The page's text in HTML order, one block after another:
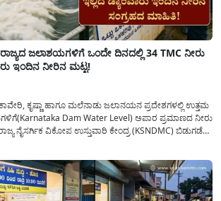
ಜಲಾಶಯಗಳಿಗೆ ಒಂದೇ ದಿನದಲ್ಲಿ 34 TMC ನೀರು
ಇಂದಿನ ನೀರಿನ ಮಟ್ಟ!
ಕೃಷ್ಣಾ ಹಾಗೂ ಮಲೆನಾಡು ಜಲಾನಯನ ಪ್ರದೇಶಗಳಲ್ಲಿ ಉತ್ತಮ
Dam Water Level) ಅಪಾರ ಪ್ರಮಾಣದ ನೀರು
ನೈಸರ್ಗಿಕ ವಿಕೋಪ ಉಸ್ತುವಾರಿ ಕೇಂದ್ರ (KSNDMC) ಬಿಡುಗಡೆ